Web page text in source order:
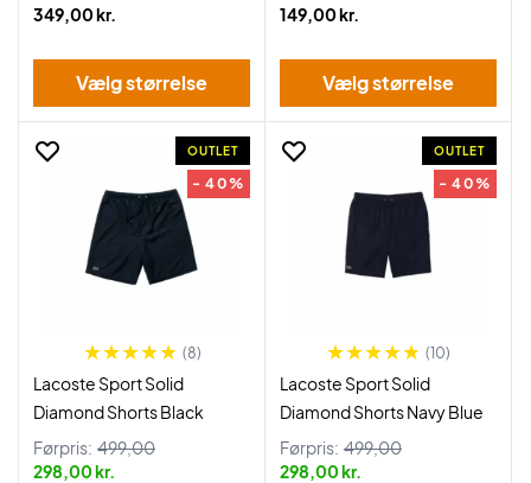
349,00 kr.
Vælg størrelse
149,00 kr.
Vælg størrelse
OUTLET
- 40%
(8)
Lacoste Sport Solid
Diamond Shorts Black
Førpris: 499,00
298,00 kr.
OUTLET
- 40%
(10)
Lacoste Sport Solid
Diamond Shorts Navy Blue
Førpris: 499,00
298,00 kr.